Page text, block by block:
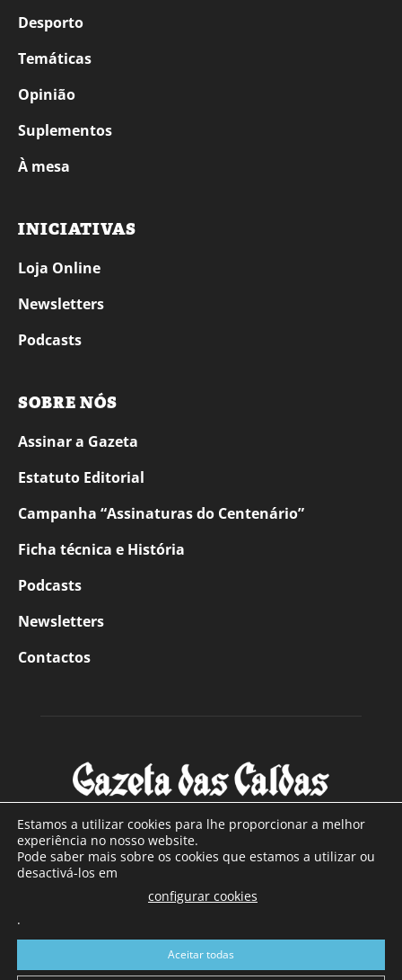
Desporto
Temáticas
Opinião
Suplementos
À mesa
INICIATIVAS
Loja Online
Newsletters
Podcasts
SOBRE NÓS
Assinar a Gazeta
Estatuto Editorial
Campanha “Assinaturas do Centenário”
Ficha técnica e História
Podcasts
Newsletters
Contactos
SOBRE NÓS
Com sede nas Caldas da Rainha e mais de 90 anos de
a sul de distrito de Leiria, com mais de 40.000 leitores por
toda a região Oeste. Jornal com distribuição em Portugal
Continental e assinatura online.
Estamos a utilizar cookies para lhe proporcionar a melhor
experiência no nosso website.
Pode saber mais sobre os cookies que estamos a utilizar ou
desactivá-los em
configurar cookies
.
Aceitar todas